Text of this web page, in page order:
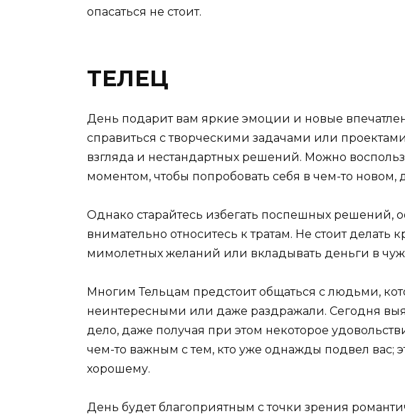
опасаться не стоит.
ТЕЛЕЦ
День подарит вам яркие эмоции и новые
справиться с творческими задачами или
взгляда и нестандартных решений. Можно
моментом, чтобы попробовать себя в чем-то новом,
Однако старайтесь избегать поспешных решений,
внимательно относитесь к тратам. Не стоит
мимолетных желаний или вкладывать деньги в
Многим Тельцам предстоит общаться с людьми,
неинтересными или даже раздражали. Сегодня
дело, даже получая при этом некоторое
чем-то важным с тем, кто уже однажды подвел вас;
хорошему.
День будет благоприятным с точки зрения